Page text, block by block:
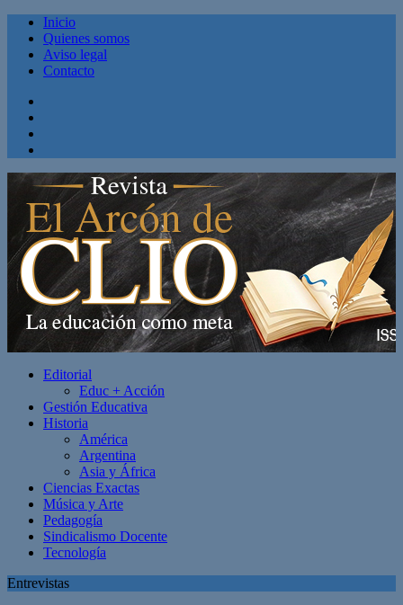
Inicio
Quienes somos
Aviso legal
Contacto
Editorial
Educ + Acción
Gestión Educativa
Historia
América
Argentina
Asia y África
Ciencias Exactas
Música y Arte
Pedagogía
Sindicalismo Docente
Tecnología
Entrevistas